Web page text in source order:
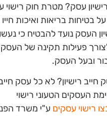
עסק?מטרת חוק רישוי
בטיחות בריאות ואיכות
העסק נועד להבטיח כי
פעילות תקינה של העסק
ובעל העסק.
רישיון?לא כל עסק
העסקים הטעוני רישוי
רישוי עסקים ע"י משרד